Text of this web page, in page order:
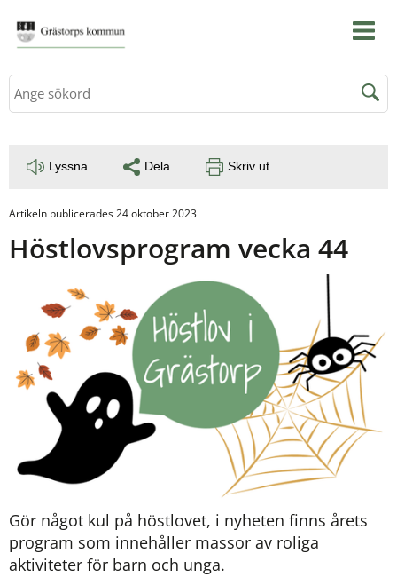
Sök
Lyssna Dela Skriv ut
Artikeln publicerades 24 oktober 2023
Höstlovsprogram vecka 44
Gör något kul på höstlovet, i nyheten finns årets
program som innehåller massor av roliga
aktiviteter för barn och unga.